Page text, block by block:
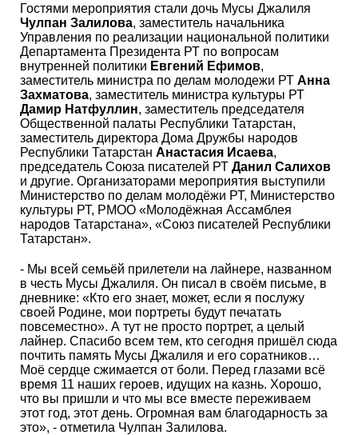
Гостями мероприятия стали дочь Мусы Джалиля
Чулпан Залилова, заместитель начальника
Управления по реализации национальной политики
Департамента Президента РТ по вопросам
внутренней политики Евгений Ефимов,
заместитель министра по делам молодежи РТ Анна
Захматова, заместитель министра культуры РТ
Дамир Натфуллин, заместитель председателя
Общественной палаты Республики Татарстан,
заместитель директора Дома Дружбы народов
Республики Татарстан Анастасия Исаева,
председатель Союза писателей РТ Данил Салихов
и другие. Организаторами мероприятия выступили
Министерство по делам молодёжи РТ, Министерство
культуры РТ, РМОО «Молодёжная Ассамблея
народов Татарстана», «Союз писателей Республики
Татарстан».
- Мы всей семьёй прилетели на лайнере, названном
в честь Мусы Джалиля. Он писал в своём письме, в
дневнике: «Кто его знает, может, если я послужу
своей Родине, мои портреты будут печатать
повсеместно». А тут не просто портрет, а целый
лайнер. Спасибо всем тем, кто сегодня пришёл сюда
почтить память Мусы Джалиля и его соратников…
Моё сердце сжимается от боли. Перед глазами всё
время 11 наших героев, идущих на казнь. Хорошо,
что вы пришли и что мы все вместе переживаем
этот год, этот день. Огромная вам благодарность за
это», - отметила Чулпан Залилова.